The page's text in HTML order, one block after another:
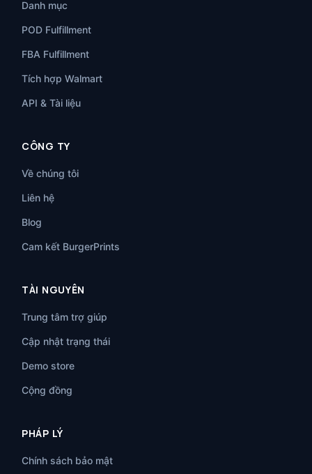
Danh mục
POD Fulfillment
FBA Fulfillment
Tích hợp Walmart
API & Tài liệu
CÔNG TY
Về chúng tôi
Liên hệ
Blog
Cam kết BurgerPrints
TÀI NGUYÊN
Trung tâm trợ giúp
Cập nhật trạng thái
Demo store
Cộng đồng
PHÁP LÝ
Chính sách bảo mật